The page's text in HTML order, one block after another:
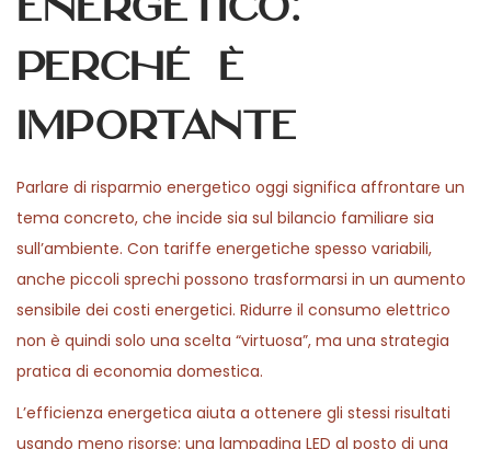
n
n
,
2
0
2
n
perché è
importante
Parlare di risparmio energetico oggi significa affrontare un
tema concreto, che incide sia sul bilancio familiare sia
sull’ambiente. Con tariffe energetiche spesso variabili,
anche piccoli sprechi possono trasformarsi in un aumento
sensibile dei costi energetici. Ridurre il consumo elettrico
non è quindi solo una scelta “virtuosa”, ma una strategia
pratica di economia domestica.
L’efficienza energetica aiuta a ottenere gli stessi risultati
usando meno risorse: una lampadina LED al posto di una